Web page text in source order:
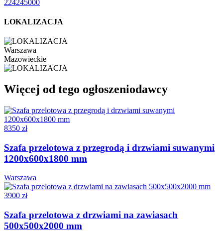
224245000
LOKALIZACJA
Warszawa
Mazowieckie
Więcej od tego ogłoszeniodawcy
8350 zł
Szafa przelotowa z przegrodą i drzwiami suwanymi
1200x600x1800 mm
Warszawa
3900 zł
Szafa przelotowa z drzwiami na zawiasach
500x500x2000 mm